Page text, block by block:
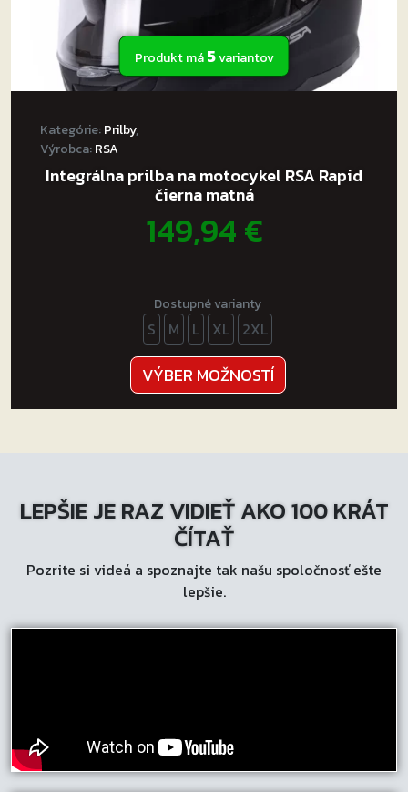
Produkt má5variantov
Kategórie:Prilby,
Výrobca:RSA
Integrálna prilba na motocykel RSA Rapid
čierna matná
149,94€
Dostupné varianty
S M L XL 2XL
VÝBER MOŽNOSTÍ
produkt
má
si
môžete
na
LEPŠIE JE RAZ VIDIEŤ AKO 100 KRÁT
ČÍTAŤ
Pozrite si videá a spoznajte tak našu spoločnosť ešte
lepšie.